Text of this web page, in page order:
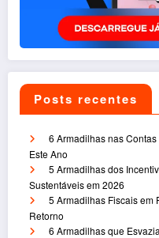
Posts recentes
6 Armadilhas nas
Este Ano
5 Armadilhas dos
Sustentáveis em 2026
5 Armadilhas Fiscais em
Retorno
6 Armadilhas que